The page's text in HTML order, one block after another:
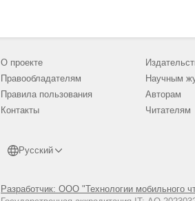
О проекте
Правообладателям
Правила пользования
Контакты
Русский
Разработчик: ООО "Технологии мобильного
Научным
Авторам
Читателям